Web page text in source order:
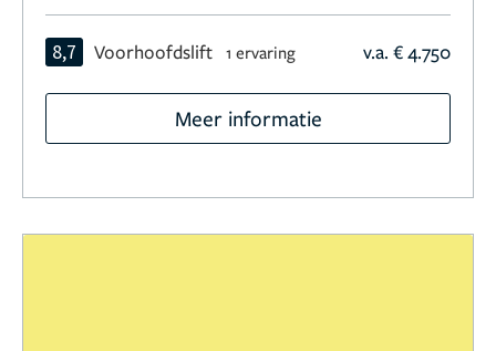
8,7 Voorhoofdslift 1 ervaring v.a. € 4.750
Meer informatie